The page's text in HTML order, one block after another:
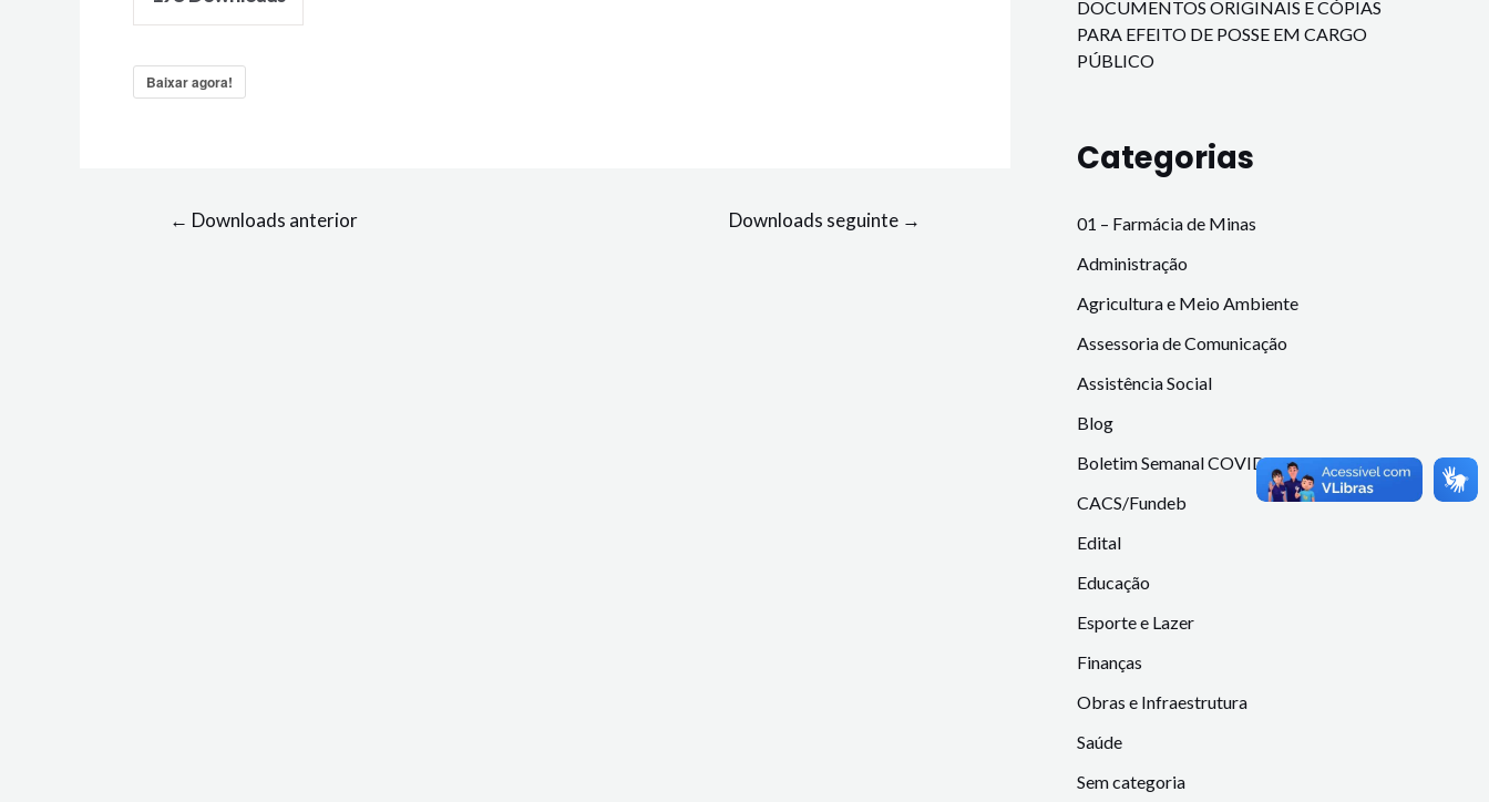
Baixar agora!
← Downloads anterior Downloads seguinte →
DOCUMENTOS ORIGINAIS E CÓPIAS
PARA EFEITO DE POSSE EM CARGO
PÚBLICO
Categorias
01 – Farmácia de Minas
Administração
Agricultura e Meio Ambiente
Assessoria de Comunicação
Assistência Social
Blog
Boletim Semanal COVID-19
CACS/Fundeb
Edital
Educação
Esporte e Lazer
Finanças
Obras e Infraestrutura
Saúde
Sem categoria